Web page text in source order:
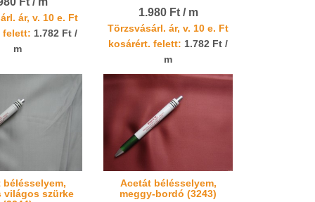
ár, v. 10 e. Ft
felett: 1.782 Ft /
m
1.980 Ft / m
Törzsvásárl. ár, v. 10 e. Ft
kosárért. felett: 1.782 Ft /
m
bélésselyem,
világos szürke
Acetát bélésselyem,
meggy-bordó (3243)